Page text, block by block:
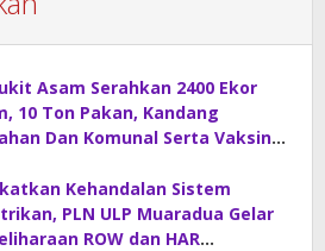
Asam Serahkan 2400 Ekor
10 Ton Pakan, Kandang
Dan Komunal Serta Vaksin
Kehandalan Sistem
PLN ULP Muaradua Gelar
ROW dan HAR